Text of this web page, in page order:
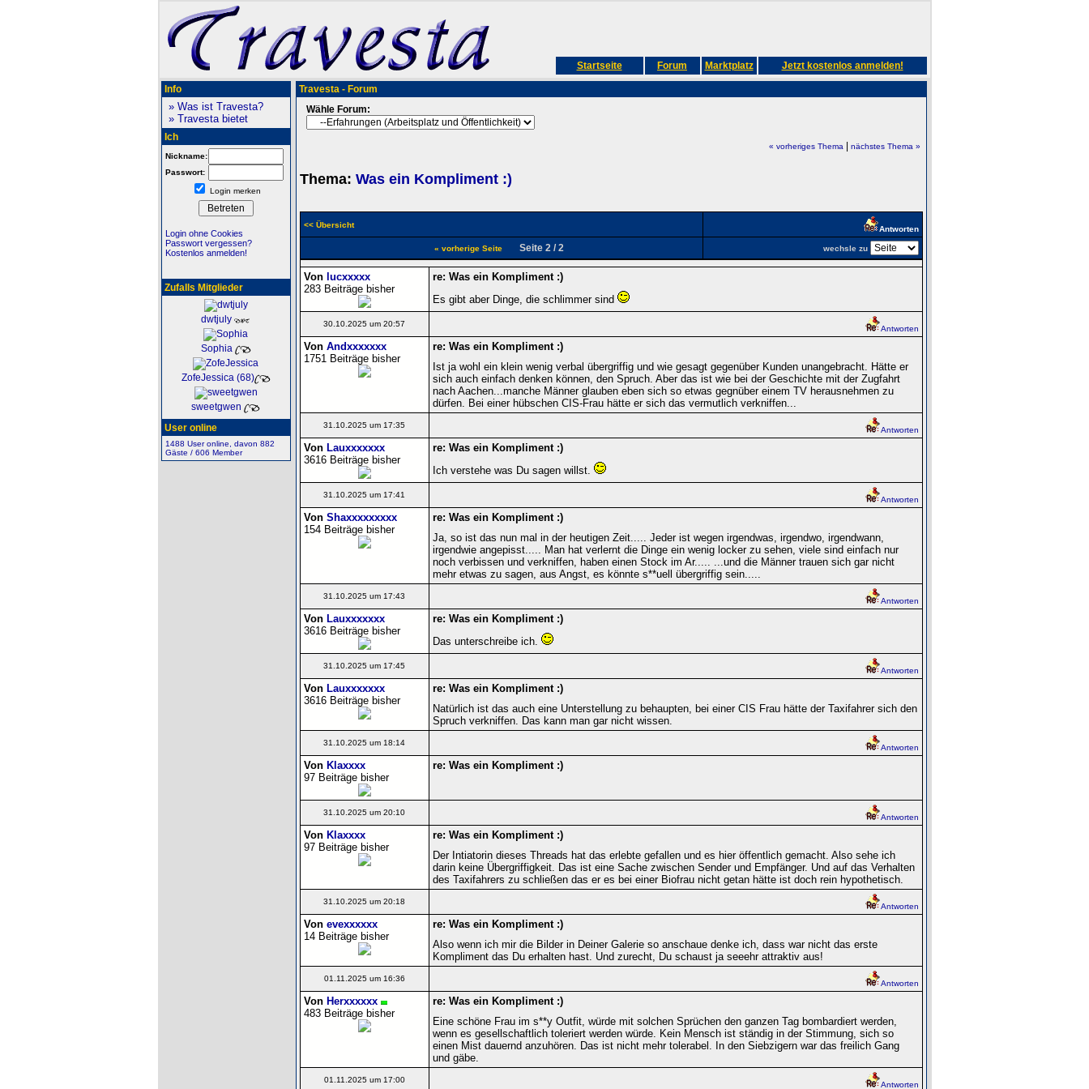
Startseite Forum Marktplatz Jetzt kostenlos anmelden!
Info
» Was ist Travesta?
» Travesta bietet
Ich
Nickname:
Passwort:
Login merken
Login ohne Cookies
Passwort vergessen?
Kostenlos anmelden!
Zufalls Mitglieder
dwtjuly
Sophia
ZofeJessica (68)
sweetgwen
User online
1488 User online, davon 882
Gäste / 606 Member
Travesta - Forum
Wähle Forum:
« vorheriges Thema| nächstes Thema »
Thema: Was ein Kompliment :)
<< Übersicht Antworten
« vorherige SeiteSeite 2 / 2 wechsle zu
Von lucxxxxx
283 Beiträge bisher
re: Was ein Kompliment :)
Es gibt aber Dinge, die schlimmer sind
30.10.2025 um 20:57
Antworten
Von Andxxxxxxx
1751 Beiträge bisher
re: Was ein Kompliment :)
Ist ja wohl ein klein wenig verbal übergriffig und wie gesagt gegenüber Kunden unangebracht. Hätte er
sich auch einfach denken können, den Spruch. Aber das ist wie bei der Geschichte mit der Zugfahrt
nach Aachen...manche Männer glauben eben sich so etwas gegnüber einem TV herausnehmen zu
dürfen. Bei einer hübschen CIS-Frau hätte er sich das vermutlich verkniffen...
31.10.2025 um 17:35
Antworten
Von Lauxxxxxxx
3616 Beiträge bisher
re: Was ein Kompliment :)
Ich verstehe was Du sagen willst.
31.10.2025 um 17:41
Antworten
Von Shaxxxxxxxxx
154 Beiträge bisher
re: Was ein Kompliment :)
Ja, so ist das nun mal in der heutigen Zeit..... Jeder ist wegen irgendwas, irgendwo, irgendwann,
irgendwie angepisst..... Man hat verlernt die Dinge ein wenig locker zu sehen, viele sind einfach nur
noch verbissen und verkniffen, haben einen Stock im Ar..... ...und die Männer trauen sich gar nicht
mehr etwas zu sagen, aus Angst, es könnte s**uell übergriffig sein.....
31.10.2025 um 17:43
Antworten
Von Lauxxxxxxx
3616 Beiträge bisher
re: Was ein Kompliment :)
Das unterschreibe ich.
31.10.2025 um 17:45
Antworten
Von Lauxxxxxxx
3616 Beiträge bisher
re: Was ein Kompliment :)
Natürlich ist das auch eine Unterstellung zu behaupten, bei einer CIS Frau hätte der Taxifahrer sich den
Spruch verkniffen. Das kann man gar nicht wissen.
31.10.2025 um 18:14
Antworten
Von Klaxxxx
97 Beiträge bisher
re: Was ein Kompliment :)
31.10.2025 um 20:10
Antworten
Von Klaxxxx
97 Beiträge bisher
re: Was ein Kompliment :)
Der Intiatorin dieses Threads hat das erlebte gefallen und es hier öffentlich gemacht. Also sehe ich
darin keine Übergriffigkeit. Das ist eine Sache zwischen Sender und Empfänger. Und auf das Verhalten
des Taxifahrers zu schließen das er es bei einer Biofrau nicht getan hätte ist doch rein hypothetisch.
31.10.2025 um 20:18
Antworten
Von evexxxxxx
14 Beiträge bisher
re: Was ein Kompliment :)
Also wenn ich mir die Bilder in Deiner Galerie so anschaue denke ich, dass war nicht das erste
Kompliment das Du erhalten hast. Und zurecht, Du schaust ja seeehr attraktiv aus!
01.11.2025 um 16:36
Antworten
Von Herxxxxxx
483 Beiträge bisher
re: Was ein Kompliment :)
Eine schöne Frau im s**y Outfit, würde mit solchen Sprüchen den ganzen Tag bombardiert werden,
wenn es gesellschaftlich toleriert werden würde. Kein Mensch ist ständig in der Stimmung, sich so
einen Mist dauernd anzuhören. Das ist nicht mehr tolerabel. In den Siebzigern war das freilich Gang
und gäbe.
01.11.2025 um 17:00
Antworten